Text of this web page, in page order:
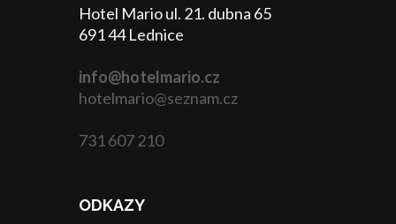
Hotel Mario ul. 21. dubna 65
691 44 Lednice
info@hotelmario.cz
hotelmario@seznam.cz
731 607 210
ODKAZY